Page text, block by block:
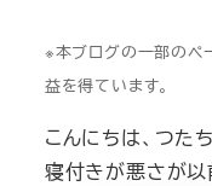
※本ブログの一部のペ
益を得ています。
こんにちは、つた
寝付きが悪さが以